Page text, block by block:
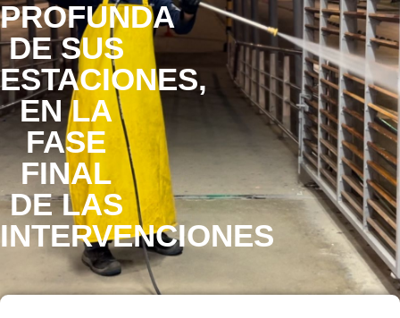
PROFUNDA
DE SUS
ESTACIONES,
EN LA
FASE
FINAL
DE LAS
INTERVENCIONES